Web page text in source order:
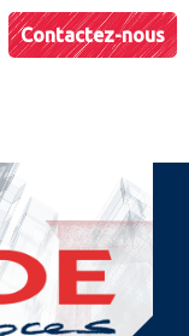
Contactez-nous